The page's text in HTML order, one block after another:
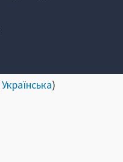
Українська)